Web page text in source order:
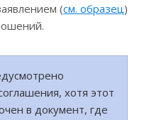
(см. образец)
хотя этот
в документ, где